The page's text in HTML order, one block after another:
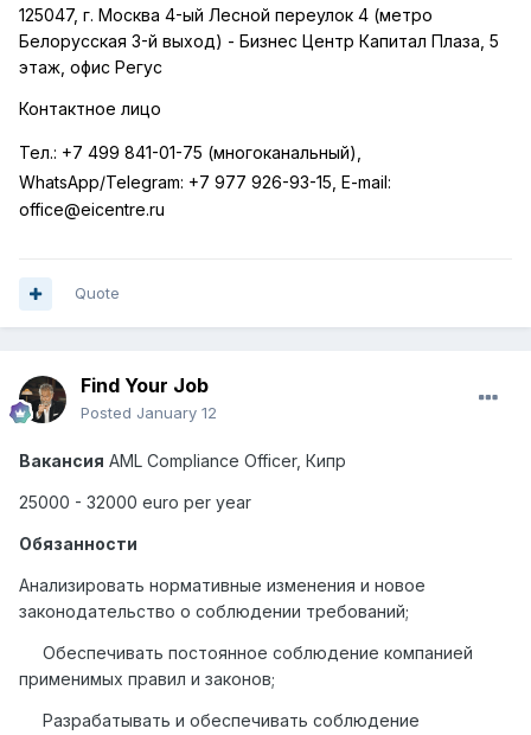
125047, г. Москва 4-ый Лесной переулок 4 (метро
Белорусская 3-й выход) - Бизнес Центр Капитал Плаза, 5
этаж, офис Регус
Контактное лицо
Тел.: +7 499 841-01-75 (многоканальный),
WhatsApp/Telegram: +7 977 926-93-15, E-mail:
office@eicentre.ru
Quote
Find Your Job
Posted January 12
Вакансия AML Compliance Officer, Кипр
25000 - 32000 euro per year
Обязанности
Анализировать нормативные изменения и новое
законодательство о соблюдении требований;
Обеспечивать постоянное соблюдение компанией
применимых правил и законов;
Разрабатывать и обеспечивать соблюдение